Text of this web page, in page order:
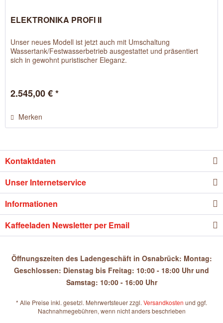
ELEKTRONIKA PROFI II
Unser neues Modell ist jetzt auch mit Umschaltung
Wassertank/Festwasserbetrieb ausgestattet und präsentiert
sich in gewohnt puristischer Eleganz.
2.545,00 € *
Merken
Kontaktdaten
Unser Internetservice
Informationen
Kaffeeladen Newsletter per Email
Öffnungszeiten des Ladengeschäft in Osnabrück: Montag:
Geschlossen: Dienstag bis Freitag: 10:00 - 18:00 Uhr und
Samstag: 10:00 - 16:00 Uhr
* Alle Preise inkl. gesetzl. Mehrwertsteuer zzgl. Versandkosten und ggf.
Nachnahmegebühren, wenn nicht anders beschrieben